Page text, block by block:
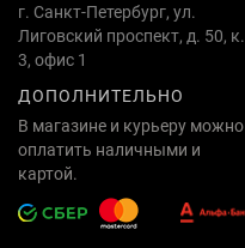
г. Санкт-Петербург, ул.
Лиговский проспект, д. 50, к.
3, офис 1
ДОПОЛНИТЕЛЬНО
В магазине и курьеру можно
оплатить наличными и
картой.